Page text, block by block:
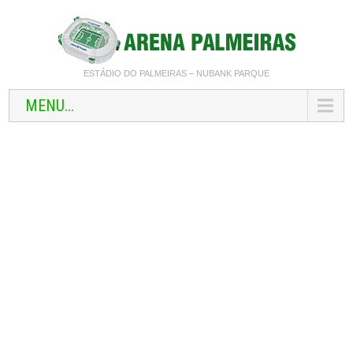
ESTÁDIO DO PALMEIRAS – NUBANK PARQUE
MENU...